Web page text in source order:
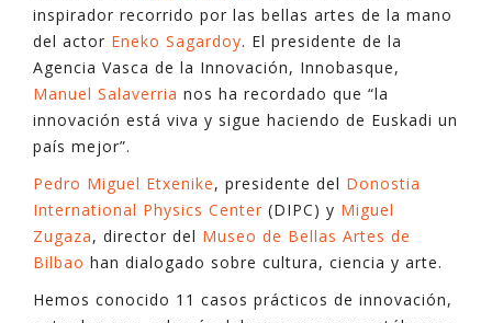
inspirador recorrido por las bellas artes de la mano
del actor Eneko Sagardoy. El presidente de la
Agencia Vasca de la Innovación, Innobasque,
Manuel Salaverria nos ha recordado que “la
innovación está viva y sigue haciendo de Euskadi un
país mejor”.
Pedro Miguel Etxenike, presidente del Donostia
International Physics Center (DIPC) y Miguel
Zugaza, director del Museo de Bellas Artes de
Bilbao han dialogado sobre cultura, ciencia y arte.
Hemos conocido 11 casos prácticos de innovación,